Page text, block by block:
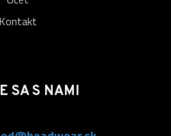
Kontakt
SA S NAMI